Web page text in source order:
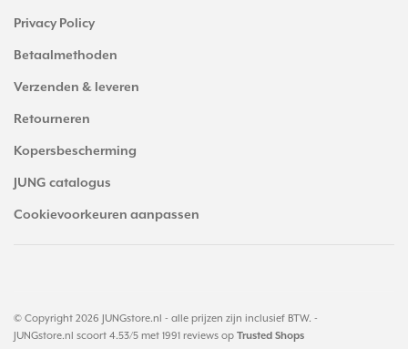
Privacy Policy
Betaalmethoden
Verzenden & leveren
Retourneren
Kopersbescherming
JUNG catalogus
Cookievoorkeuren aanpassen
© Copyright 2026 JUNGstore.nl - alle prijzen zijn inclusief BTW. -
JUNGstore.nl scoort 4.53/5 met 1991 reviews op Trusted Shops